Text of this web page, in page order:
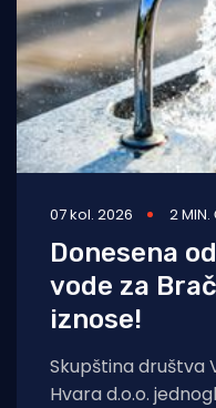
07 kol. 2026 2 MIN.
Donesena
vode za
iznose!
Skupština društva
Hvara d.o.o.